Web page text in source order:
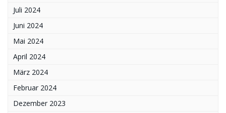
Juli 2024
Juni 2024
Mai 2024
April 2024
März 2024
Februar 2024
Dezember 2023